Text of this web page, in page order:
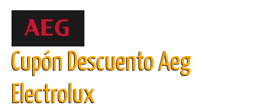
Cupón Descuento Aeg
Electrolux